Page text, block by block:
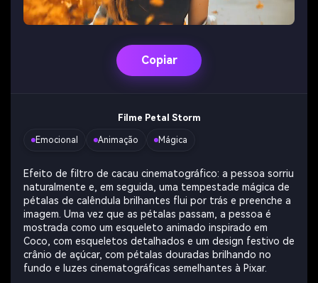
Copiar
Filme Petal Storm
Emocional Animação Mágica
Efeito de filtro de cacau cinematográfico: a pessoa sorriu
naturalmente e, em seguida, uma tempestade mágica de
pétalas de calêndula brilhantes flui por trás e preenche a
imagem. Uma vez que as pétalas passam, a pessoa é
mostrada como um esqueleto animado inspirado em
Coco, com esqueletos detalhados e um design festivo de
crânio de açúcar, com pétalas douradas brilhando no
fundo e luzes cinematográficas semelhantes à Pixar.